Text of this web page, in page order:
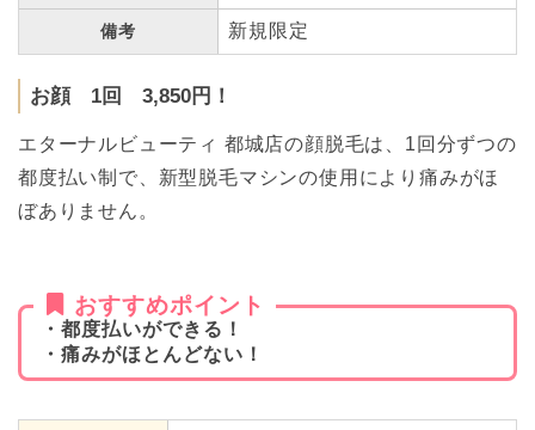
備考 新規限定
お顔 1回 3,850円！
エターナルビューティ 都城店の顔脱毛は、1回分ずつの
都度払い制で、新型脱毛マシンの使用により痛みがほ
ぼありません。
おすすめポイント
・都度払いができる！
・痛みがほとんどない！